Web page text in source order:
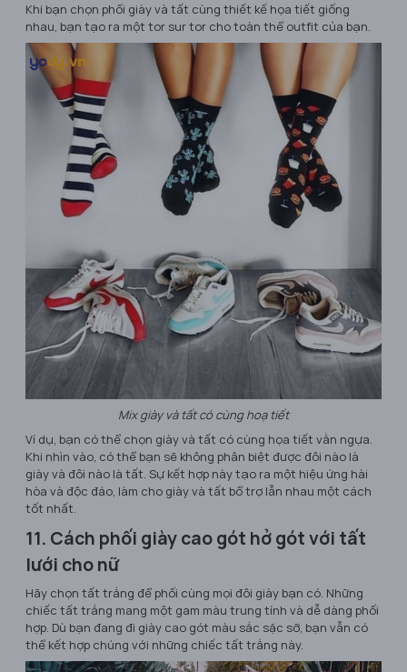
Khi bạn chọn phối giày và tất cùng thiết kế họa tiết giống
nhau, bạn tạo ra một tor sur tor cho toàn thể outfit của bạn.
Mix giày và tất có cùng hoạ tiết
Ví dụ, bạn có thể chọn giày và tất có cùng họa tiết vằn ngựa.
Khi nhìn vào, có thể bạn sẽ không phân biệt được đôi nào là
giày và đôi nào là tất. Sự kết hợp này tạo ra một hiệu ứng hài
hòa và độc đáo, làm cho giày và tất bổ trợ lẫn nhau một cách
tốt nhất.
11. Cách phối giày cao gót hở gót với tất
lưới cho nữ
Hãy chọn tất trắng để phối cùng mọi đôi giày bạn có. Những
chiếc tất trắng mang một gam màu trung tính và dễ dàng phối
hợp. Dù bạn đang đi giày cao gót màu sắc sặc sỡ, bạn vẫn có
thể kết hợp chúng với những chiếc tất trắng này.